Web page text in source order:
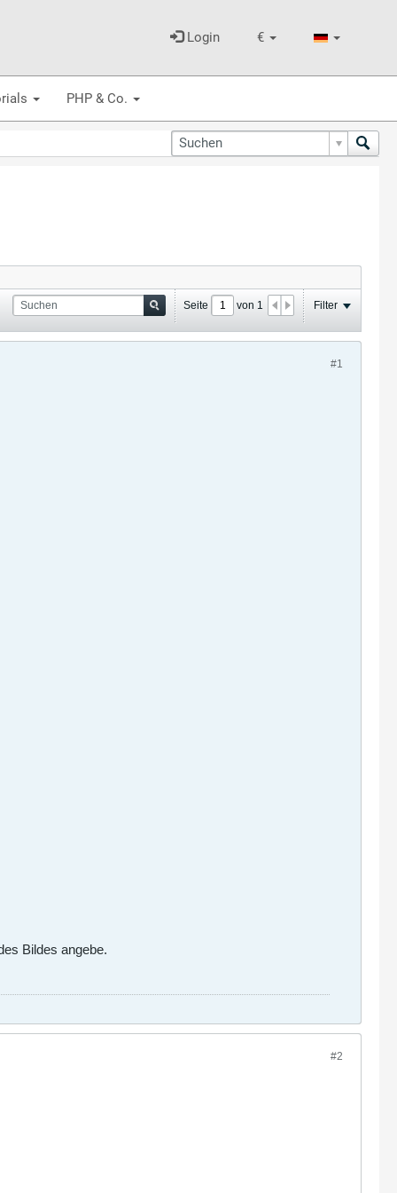
€
Login
PHP & Co.
Seite von 1 Filter
#1
Bildes angebe.
#2